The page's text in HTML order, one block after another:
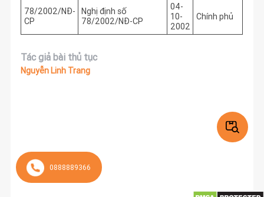
0888889366
78/2002/NĐ-
CP
Nghị định số
78/2002/NĐ-CP
04-
10-
2002
Chính phủ
Tác giả bài thủ tục
Nguyễn Linh Trang